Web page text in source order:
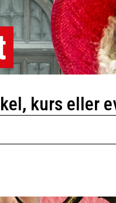
kurs eller